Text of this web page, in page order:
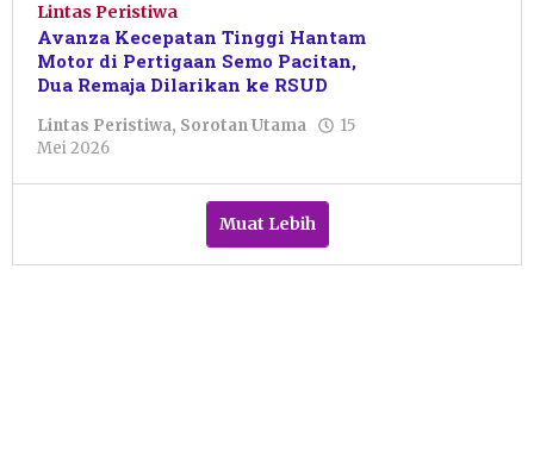
Lintas Peristiwa
Avanza Kecepatan Tinggi Hantam
Motor di Pertigaan Semo Pacitan,
Dua Remaja Dilarikan ke RSUD
Lintas Peristiwa, Sorotan Utama
15
Mei 2026
Shalahuddin
Muat Lebih